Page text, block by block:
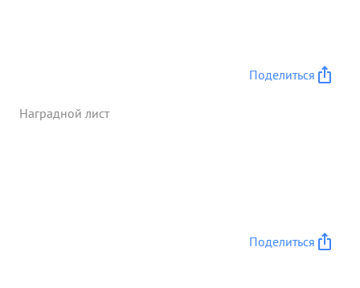
Поделиться
Наградной лист
Поделиться